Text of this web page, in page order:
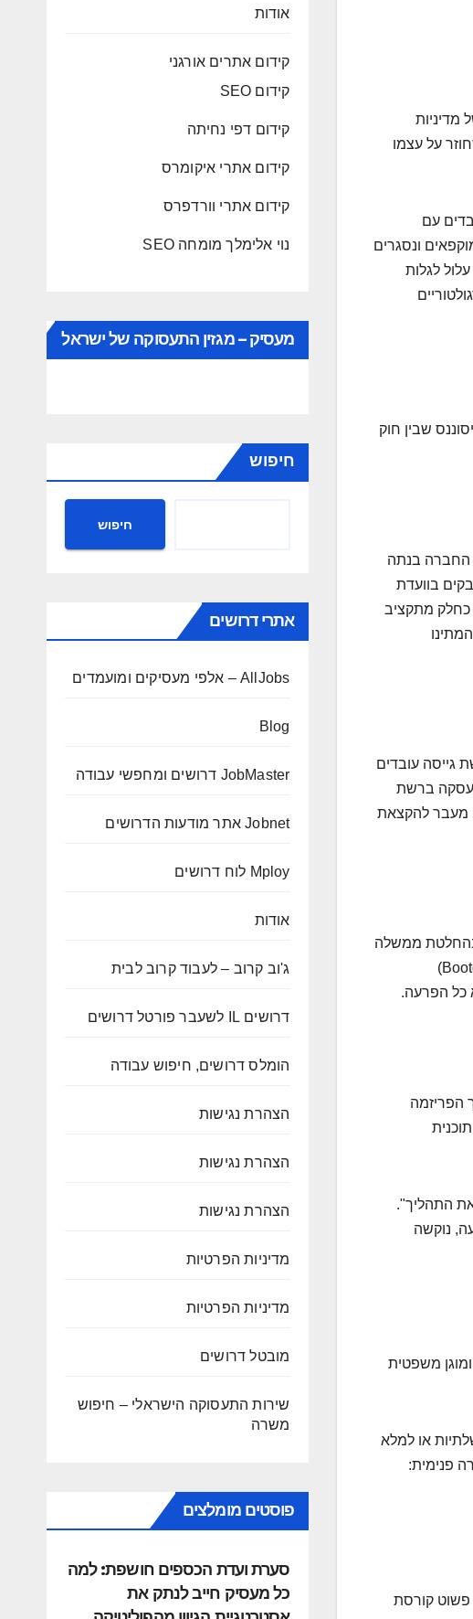
מדיניות
על עצמו
עם
ונסגרים
לגלות
שבין חוק
החברה בנתה
בוועדת
מתקציב
במשך שנים, הרשת גייסה עובדים
ברשת
מעבר להקצאת
בהחלטת ממשלה
פתאומית, התוכנית הפכה ללא כדאית והוקפאה. לעומתה, חברות שהשכילו להקים מסלולי הכשרה פנימיים (Bootcamps)
הפריזמה
התהליך".
נוקשה
משפטית
או למלא
פנימית:
פשוט קורסת
אודות
קידום אתרים אורגני
קידום SEO
קידום דפי נחיתה
קידום אתרי איקומרס
קידום אתרי וורדפרס
נוי אלימלך מומחה SEO
מעסיק – מגזין התעסוקה של ישראל
חיפוש
חיפוש
אתרי דרושים
AllJobs – אלפי מעסיקים ומועמדים
Blog
JobMaster דרושים ומחפשי עבודה
Jobnet אתר מודעות הדרושים
Mploy לוח דרושים
אודות
ג'וב קרוב – לעבוד קרוב לבית
דרושים IL לשעבר פורטל דרושים
הומלס דרושים, חיפוש עבודה
הצהרת נגישות
הצהרת נגישות
הצהרת נגישות
מדיניות הפרטיות
מדיניות הפרטיות
מובטל דרושים
שירות התעסוקה הישראלי – חיפוש
משרה
פוסטים מומלצים
סערת ועדת הכספים חושפת: למה
כל מעסיק חייב לנתק את